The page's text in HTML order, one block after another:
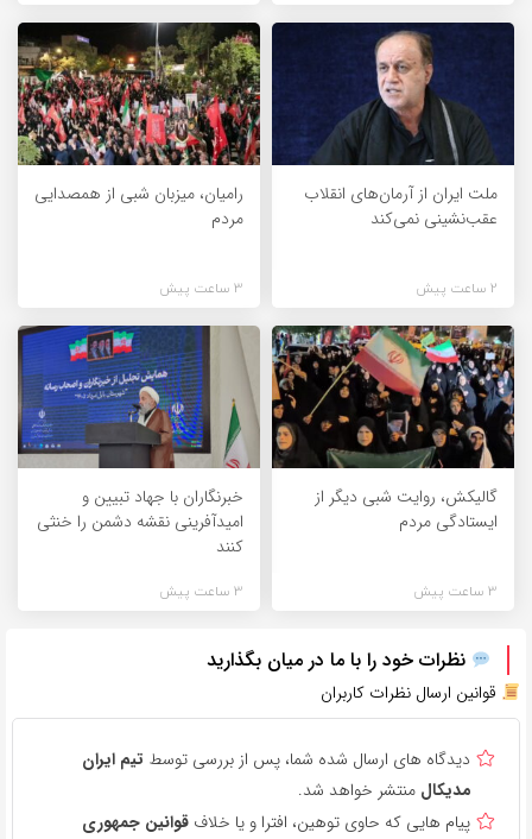
ملت ایران از آرمان‌های انقلاب
عقب‌نشینی نمی‌کند
2 ساعت پیش
رامیان، میزبان شبی از همصدایی
مردم
3 ساعت پیش
گالیکش، روایت شبی دیگر از
ایستادگی مردم
3 ساعت پیش
خبرنگاران با جهاد تبیین و
امیدآفرینی نقشه دشمن را خنثی
کنند
3 ساعت پیش
نظرات خود را با ما در میان بگذارید
قوانین ارسال نظرات کاربران
دیدگاه های ارسال شده شما، پس از بررسی توسط تیم ایران
مدیکال منتشر خواهد شد.
پیام هایی که حاوی توهین، افترا و یا خلاف قوانین جمهوری